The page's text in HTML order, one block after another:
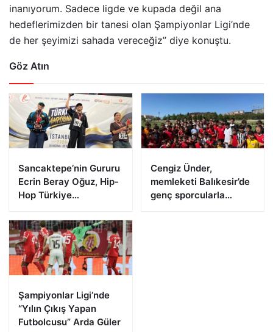
inanıyorum. Sadece ligde ve kupada değil ana
hedeflerimizden bir tanesi olan Şampiyonlar Ligi’nde
de her şeyimizi sahada vereceğiz” diye konuştu.
Göz Atın
Sancaktepe’nin Gururu
Ecrin Beray Oğuz, Hip-
Hop Türkiye
Zirveye Çıktı
Cengiz Ünder,
memleketi Balıkesir’de
genç sporcularla
Şampiyonlar Ligi’nde
“Yılın Çıkış Yapan
Futbolcusu” Arda Güler